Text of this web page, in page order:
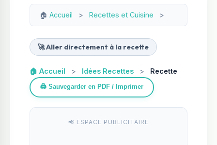
🏠 Accueil > Recettes et Cuisine >
🚀 Aller directement à la recette
🏠 Accueil > Idées Recettes > Recette
🖨️ Sauvegarder en PDF / Imprimer
📢 ESPACE PUBLICITAIRE